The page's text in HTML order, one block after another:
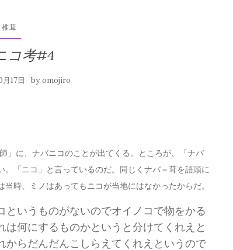
椎茸
コ考#4
17日 byomojiro
」に、ナバニコのことが出てくる。ところが、「ナバ
「ニコ」と言っているのだ。同じくナバ＝茸を語頭に
時、ミノはあってもニコが当地にはなかったからだ。
というものがないのでオイノコで物をかる
何にするものかというと分けてくれえと
からだんだんこしらえてくれえというので